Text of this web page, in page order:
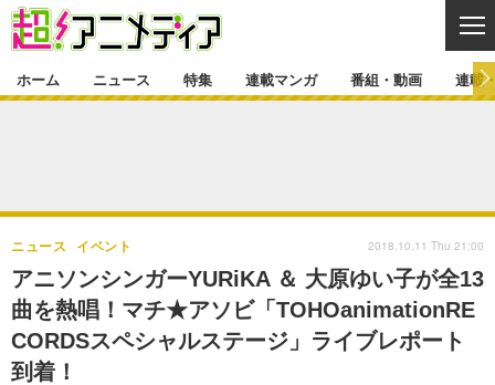
ゲーム・アプリ マンガ
グッズ イベント
声優 コスプレ
特集一覧 カバー
ラキりす
連載マンガ
連載一覧
番組・動画一覧 ラジオ
動画
連載・ブログ
連載・ブログ一覧 コラム
ホーム ニュース 特集 連載マンガ 番組・動画 連載
アニソンシンガーYURiKA ＆ 大原ゆい子が全13
曲を熱唱！マチ★アソビ「TOHOanimationRE
CORDSスペシャルステージ」ライブレポート
到着！
ニュース イベント 2018.10.11 Thu 21:00